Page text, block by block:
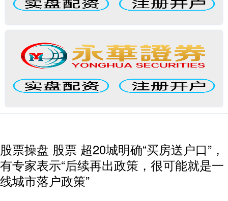
股票操盘 股票 超20城明确“买房送户口”，
有专家表示“后续再出政策，很可能就是一
线城市落户政策”